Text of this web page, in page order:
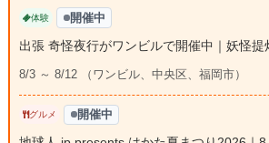
体験 開催中
出張 奇怪夜行がワンビルで開催中｜妖怪
8/3 ～ 8/12 （ワンビル、中央区、福岡市）
グルメ 開催中